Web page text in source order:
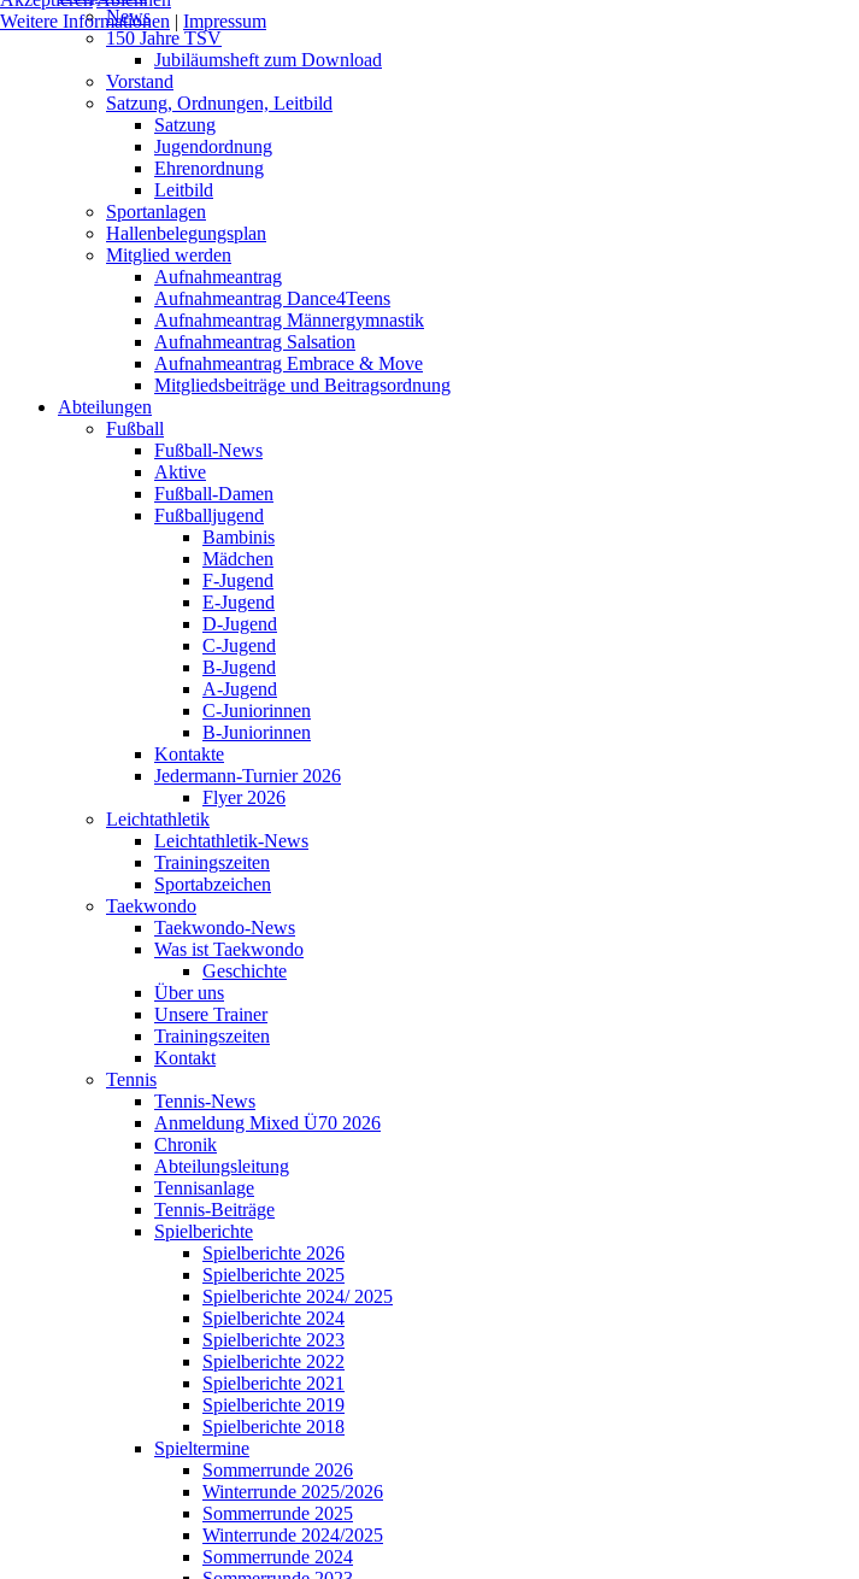
News
150 Jahre TSV
Jubiläumsheft zum Download
Vorstand
Satzung, Ordnungen, Leitbild
Satzung
Jugendordnung
Ehrenordnung
Leitbild
Sportanlagen
Hallenbelegungsplan
Mitglied werden
Aufnahmeantrag
Aufnahmeantrag Dance4Teens
Aufnahmeantrag Männergymnastik
Aufnahmeantrag Salsation
Aufnahmeantrag Embrace & Move
Mitgliedsbeiträge und Beitragsordnung
Abteilungen
Fußball
Fußball-News
Aktive
Fußball-Damen
Fußballjugend
Bambinis
Mädchen
F-Jugend
E-Jugend
D-Jugend
C-Jugend
B-Jugend
A-Jugend
C-Juniorinnen
B-Juniorinnen
Kontakte
Jedermann-Turnier 2026
Flyer 2026
Leichtathletik
Leichtathletik-News
Trainingszeiten
Sportabzeichen
Taekwondo
Taekwondo-News
Was ist Taekwondo
Geschichte
Über uns
Unsere Trainer
Trainingszeiten
Kontakt
Tennis
Tennis-News
Anmeldung Mixed Ü70 2026
Chronik
Abteilungsleitung
Tennisanlage
Tennis-Beiträge
Spielberichte
Spielberichte 2026
Spielberichte 2025
Spielberichte 2024/ 2025
Spielberichte 2024
Spielberichte 2023
Spielberichte 2022
Spielberichte 2021
Spielberichte 2019
Spielberichte 2018
Spieltermine
Sommerrunde 2026
Winterrunde 2025/2026
Sommerrunde 2025
Winterrunde 2024/2025
Sommerrunde 2024
Weitere Informationen | Impressum